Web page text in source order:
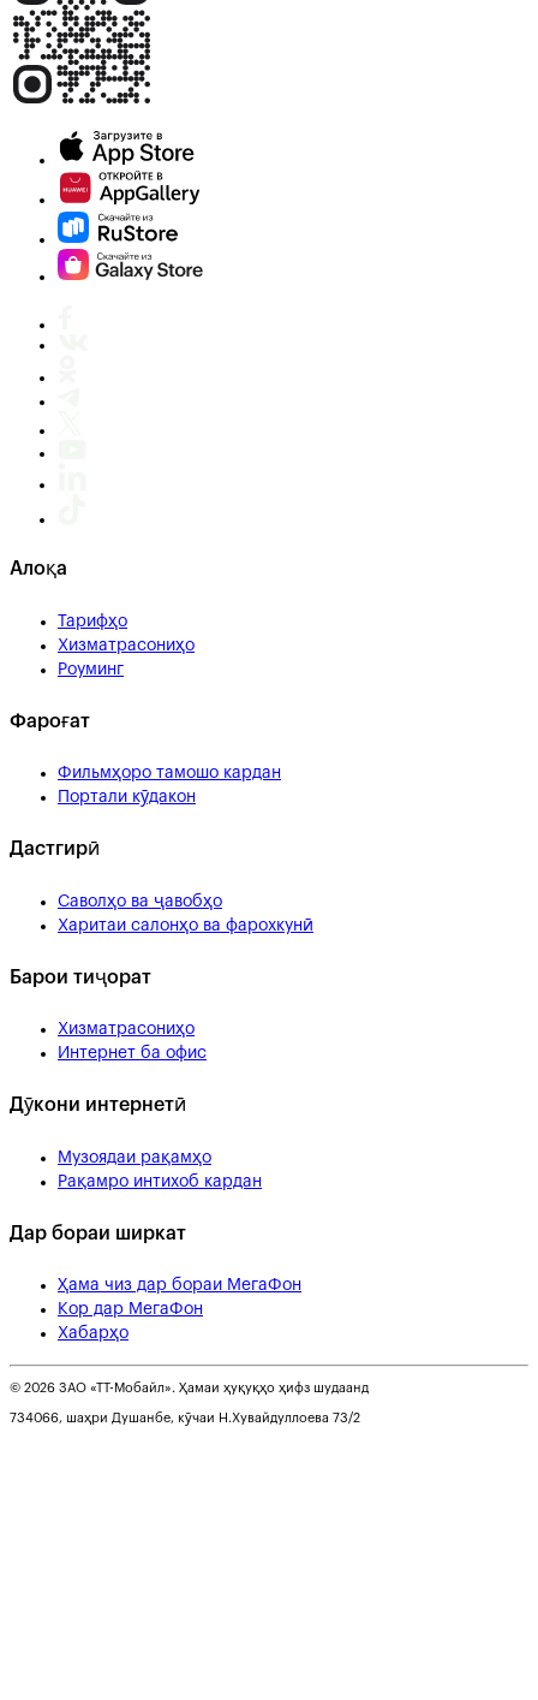
Алоқа
Тарифҳо
Хизматрасониҳо
Роуминг
Фароғат
Фильмҳоро тамошо кардан
Портали кӯдакон
Дастгирӣ
Саволҳо ва ҷавобҳо
Харитаи салонҳо ва фарохкунӣ
Барои тиҷорат
Хизматрасониҳо
Интернет ба офис
Дӯкони интернетӣ
Музоядаи рақамҳо
Рақамро интихоб кардан
Дар бораи ширкат
Ҳама чиз дар бораи МегаФон
Кор дар МегаФон
Хабарҳо
© 2026 ЗАО «ТТ-Мобайл». Ҳамаи ҳуқуқҳо ҳифз шудаанд
734066, шаҳри Душанбе, кӯчаи Н.Хувайдуллоева 73/2